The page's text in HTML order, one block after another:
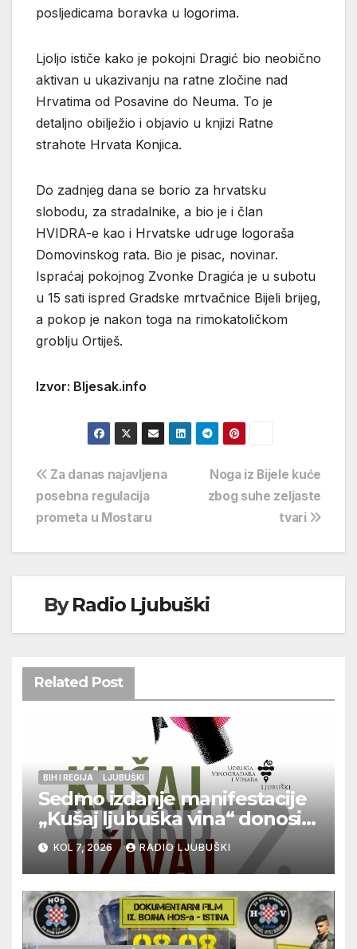
posljedicama boravka u logorima.
Ljoljo ističe kako je pokojni Dragić bio neobično
aktivan u ukazivanju na ratne zločine nad
Hrvatima od Posavine do Neuma. To je
detaljno obilježio i objavio u knjizi Ratne
strahote Hrvata Konjica.
Do zadnjeg dana se borio za hrvatsku
slobodu, za stradalnike, a bio je i član
HVIDRA-e kao i Hrvatske udruge logoraša
Domovinskog rata. Bio je pisac, novinar.
Ispraćaj pokojnog Zvonke Dragića je u subotu
u 15 sati ispred Gradske mrtvačnice Bijeli brijeg,
a pokop je nakon toga na rimokatoličkom
groblju Ortiješ.
Izvor: Bljesak.info
Navigacija
objava
Noga iz Bijele kuće
zbog suhe zeljaste
tvari
Za danas najavljena
posebna regulacija
prometa u Mostaru
ByRadio Ljubuški
Related Post
BIH I REGIJA LJUBUŠKI
Sedmo izdanje manifestacije
„Kušaj ljubuška vina“ donosi
vrhunska vina, gastronomiju i
glazbu
KOL 7, 2026 RADIO LJUBUŠKI